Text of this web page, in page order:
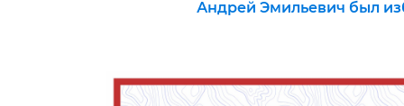
Андрей Эмильевич был